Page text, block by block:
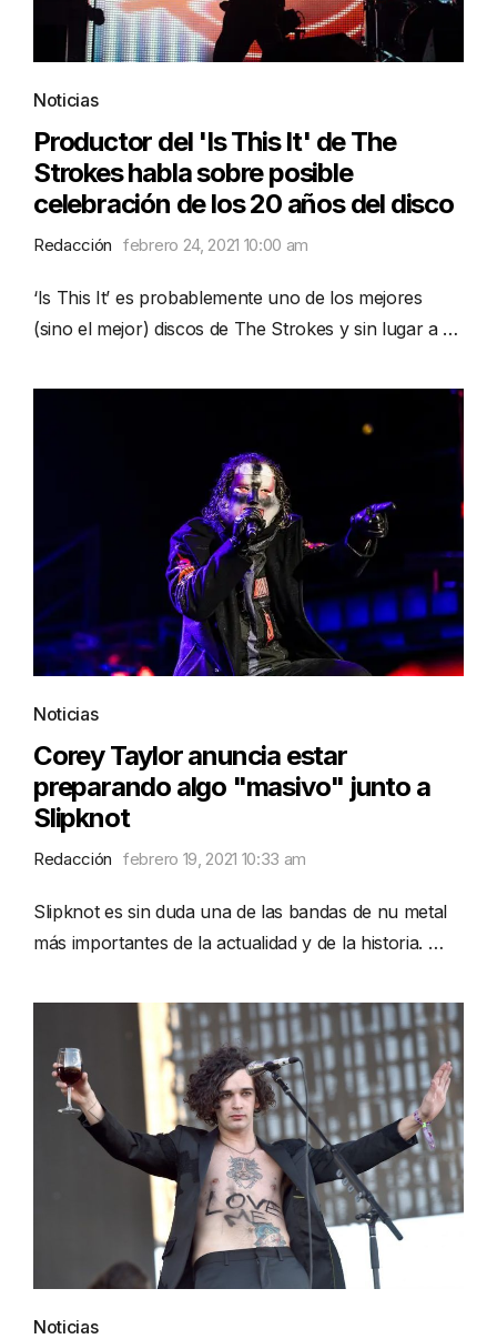
Noticias
Productor del 'Is This It' de The
Strokes habla sobre posible
celebración de los 20 años del disco
Redacción febrero 24, 2021 10:00 am
‘Is This It’ es probablemente uno de los mejores
(sino el mejor) discos de The Strokes y sin lugar a …
Noticias
Corey Taylor anuncia estar
preparando algo "masivo" junto a
Slipknot
Redacción febrero 19, 2021 10:33 am
Slipknot es sin duda una de las bandas de nu metal
más importantes de la actualidad y de la historia. …
Noticias